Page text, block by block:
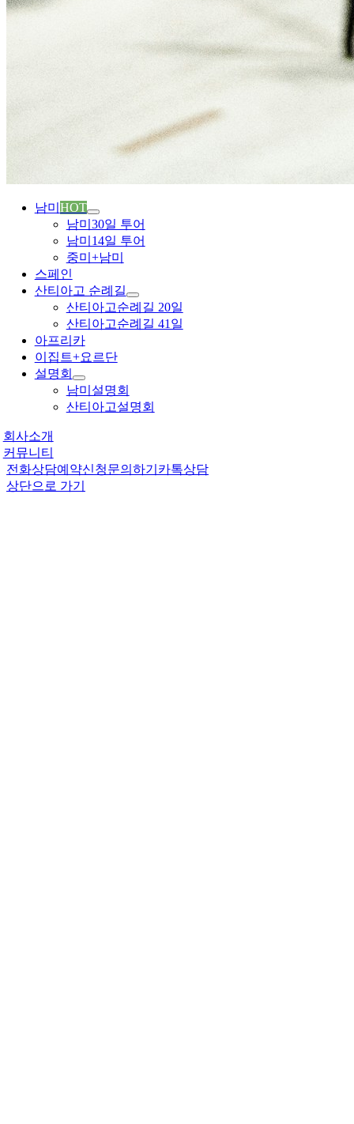
남미 HOT
남미30일 투어
남미14일 투어
중미+남미
스페인
산티아고 순례길
산티아고순례길 20일
산티아고순례길 41일
아프리카
이집트+요르단
설명회
남미설명회
산티아고설명회
회사소개
커뮤니티
전화상담예약신청문의하기 카톡상담
상단으로 가기